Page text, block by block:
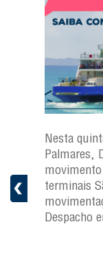
Nesta
Palmares,
terminais
Despacho